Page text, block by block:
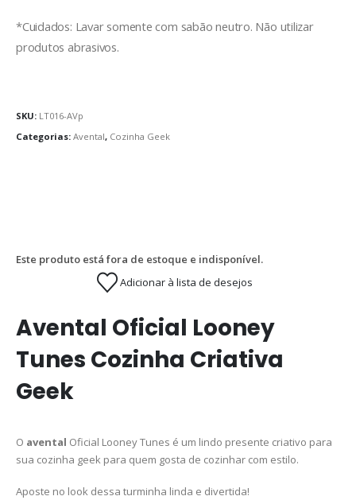
*Cuidados: Lavar somente com sabão neutro. Não utilizar
produtos abrasivos.
SKU: LT016-AVp
Categorias: Avental, Cozinha Geek
Este produto está fora de estoque e indisponível.
Adicionar à lista de desejos
Avental Oficial Looney
Tunes Cozinha Criativa
Geek
O avental Oficial Looney Tunes é um lindo presente criativo para
sua cozinha geek para quem gosta de cozinhar com estilo.
Aposte no look dessa turminha linda e divertida!